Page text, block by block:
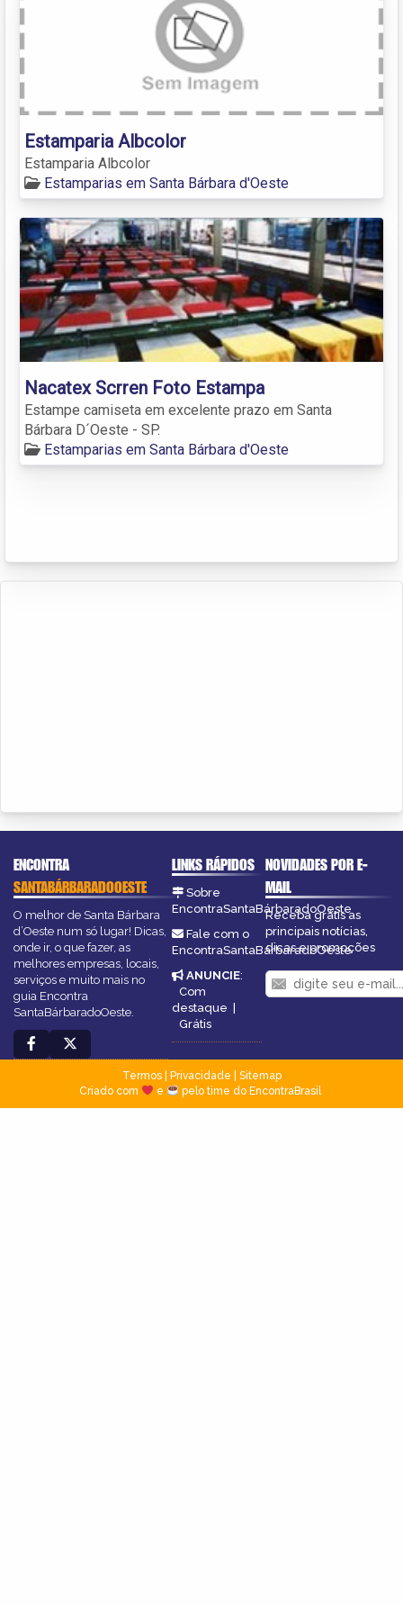
Estamparia Albcolor
Estamparia Albcolor
Estamparias em Santa Bárbara d'Oeste
Nacatex Scrren Foto Estampa
Estampe camiseta em excelente prazo em Santa
Bárbara D´Oeste - SP.
Estamparias em Santa Bárbara d'Oeste
ENCONTRA
SANTABÁRBARADOOESTE
O melhor de Santa Bárbara
d’Oeste num só lugar! Dicas,
onde ir, o que fazer, as
melhores empresas, locais,
serviços e muito mais no
guia Encontra
SantaBárbaradoOeste.
LINKS RÁPIDOS
Sobre
EncontraSantaBárbaradoOeste
Fale com o
EncontraSantaBárbaradoOeste
ANUNCIE:
Com
destaque |
Grátis
NOVIDADES POR E-
MAIL
Receba grátis as
principais notícias,
dicas e promoções
Termos| Privacidade
Sitemap
Criado com
e pelo time do EncontraBrasil